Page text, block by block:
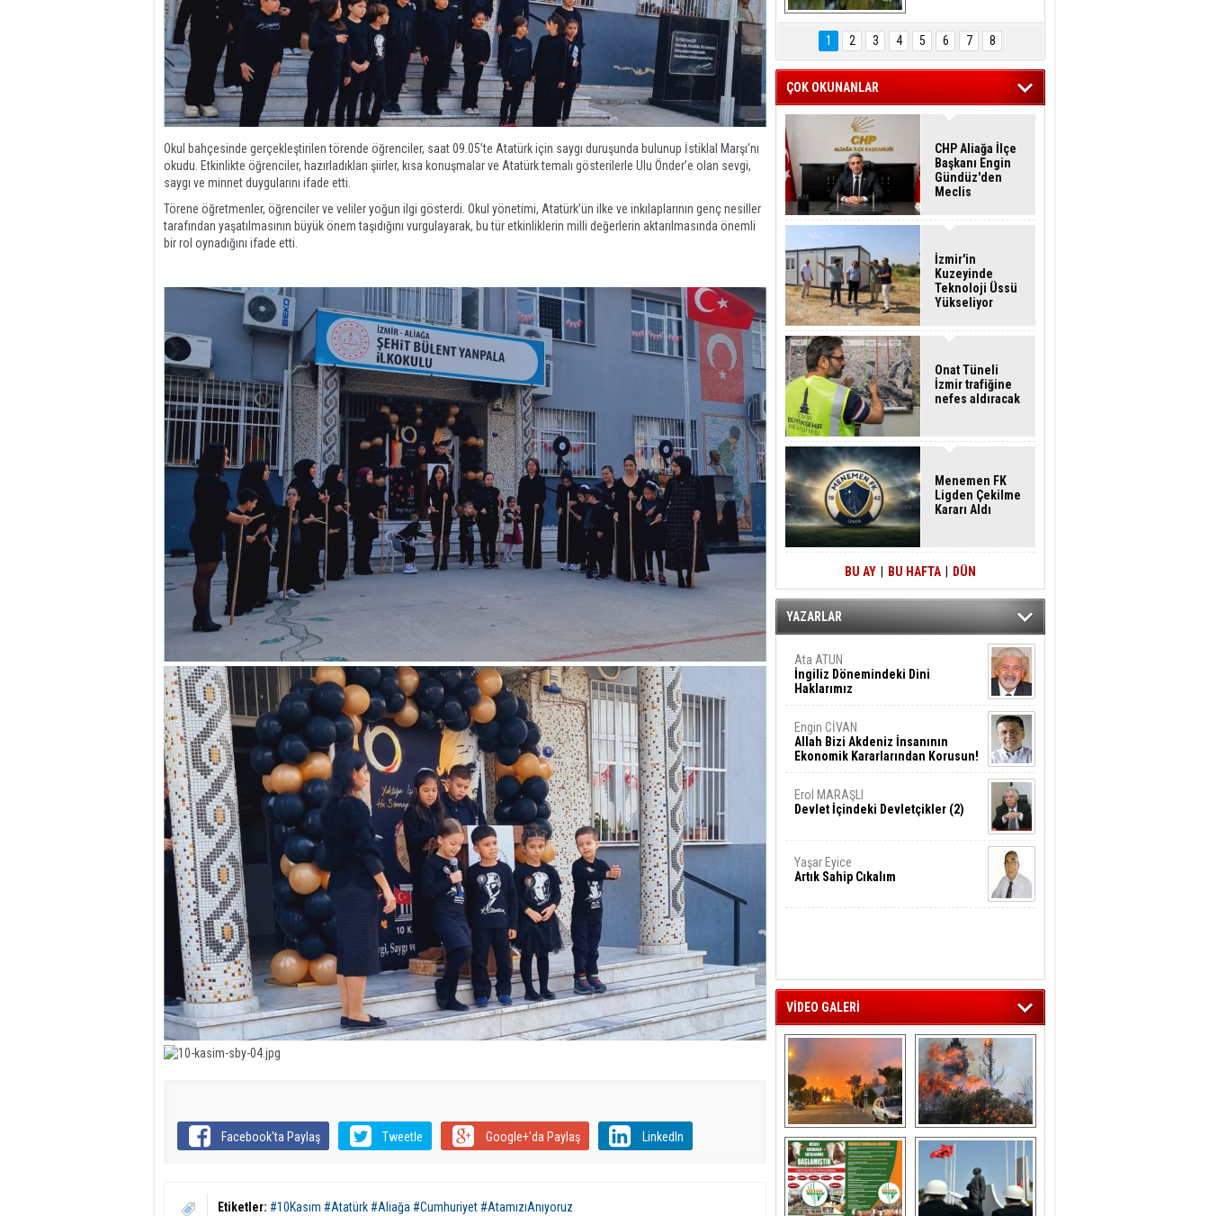
Okul bahçesinde gerçekleştirilen törende öğrenciler, saat 09.05’te Atatürk için saygı duruşunda bulunup İstiklal Marşı’nı
okudu. Etkinlikte öğrenciler, hazırladıkları şiirler, kısa konuşmalar ve Atatürk temalı gösterilerle Ulu Önder’e olan sevgi,
saygı ve minnet duygularını ifade etti.
Törene öğretmenler, öğrenciler ve veliler yoğun ilgi gösterdi. Okul yönetimi, Atatürk’ün ilke ve inkılaplarının genç nesiller
tarafından yaşatılmasının büyük önem taşıdığını vurgulayarak, bu tür etkinliklerin milli değerlerin aktarılmasında önemli
bir rol oynadığını ifade etti.
Facebook'ta Paylaş Tweetle Google+'da Paylaş LinkedIn
Etiketler: #10Kasım #Atatürk #Aliağa #Cumhuriyet #AtamızıAnıyoruz
Hasan Eser'in
Objektifinden
1 2 3 4 5 6 7 8
ÇOK OKUNANLAR
CHP Aliağa İlçe
Başkanı Engin
Gündüz'den
Meclis
Çağrısı
İzmir'in
Kuzeyinde
Teknoloji Üssü
Yükseliyor
Onat Tüneli
İzmir trafiğine
nefes aldıracak
Menemen FK
Ligden Çekilme
Kararı Aldı
BU AY BU HAFTA DÜN
YAZARLAR
Ata ATUN
İngiliz Dönemindeki Dini
Haklarımız
Engin CİVAN
Allah Bizi Akdeniz İnsanının
Ekonomik Kararlarından Korusun!
Erol MARAŞLI
Devlet İçindeki Devletçikler (2)
Yaşar Eyice
Artık Sahip Cıkalım
VİDEO GALERİ
Aliağa ‘da  otluk
alanda çıkan
yangın evlere
sıçramadan
söndürüldü
Aliağa'nın Ciğerleri